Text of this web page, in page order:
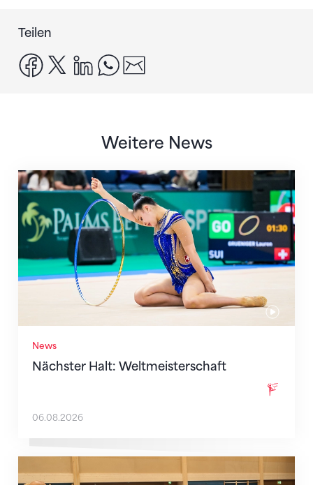
Teilen
facebook
x linkedinwhatsapp
Weitere News
News
Nächster Halt: Weltmeisterschaft
Nächster Halt: Weltmeisterschaft
06.08.2026
Mit klaren Zielen nach Zagreb